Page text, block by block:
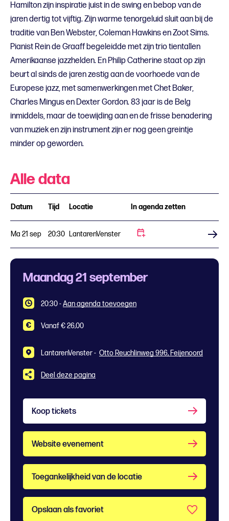
Hamilton zijn inspiratie juist in de swing en bebop van de
jaren dertig tot vijftig. Zijn warme tenorgeluid sluit aan bij de
traditie van Ben Webster, Coleman Hawkins en Zoot Sims.
Pianist Rein de Graaff begeleidde met zijn trio tientallen
Amerikaanse jazzhelden. En Philip Catherine staat op zijn
beurt al sinds de jaren zestig aan de voorhoede van de
Europese jazz, met samenwerkingen met Chet Baker,
Charles Mingus en Dexter Gordon. 83 jaar is de Belg
inmiddels, maar de toewijding aan en de frisse benadering
van muziek en zijn instrument zijn er nog geen greintje
minder op geworden.
Alle data
Datum Tijd Locatie In agenda zetten
Ma 21 sep 20:30 LantarenVenster
Maandag 21 september
20:30-Aan agenda toevoegen
Vanaf € 26,00
LantarenVenster - Otto Reuchlinweg 996, Feijenoord
Deel deze pagina
Koop tickets
Website evenement
Toegankelijkheid van de locatie
Opslaan als favoriet